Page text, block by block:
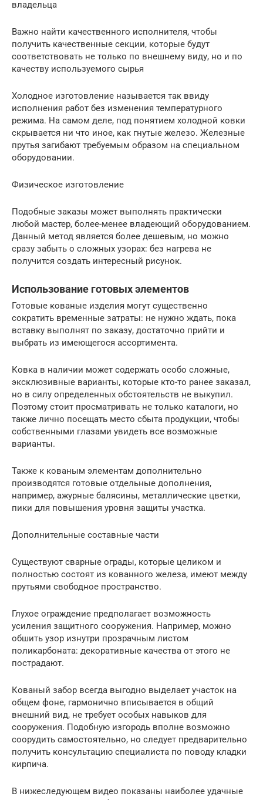
владельца
Важно найти качественного исполнителя, чтобы
получить качественные секции, которые будут
соответствовать не только по внешнему виду, но и по
качеству используемого сырья
Холодное изготовление называется так ввиду
исполнения работ без изменения температурного
режима. На самом деле, под понятием холодной ковки
скрывается ни что иное, как гнутые железо. Железные
прутья загибают требуемым образом на специальном
оборудовании.
Физическое изготовление
Подобные заказы может выполнять практически
любой мастер, более-менее владеющий оборудованием.
Данный метод является более дешевым, но можно
сразу забыть о сложных узорах: без нагрева не
получится создать интересный рисунок.
Использование готовых элементов
Готовые кованые изделия могут существенно
сократить временные затраты: не нужно ждать, пока
вставку выполнят по заказу, достаточно прийти и
выбрать из имеющегося ассортимента.
Ковка в наличии может содержать особо сложные,
эксклюзивные варианты, которые кто-то ранее заказал,
но в силу определенных обстоятельств не выкупил.
Поэтому стоит просматривать не только каталоги, но
также лично посещать место сбыта продукции, чтобы
собственными глазами увидеть все возможные
варианты.
Также к кованым элементам дополнительно
производятся готовые отдельные дополнения,
например, ажурные балясины, металлические цветки,
пики для повышения уровня защиты участка.
Дополнительные составные части
Существуют сварные ограды, которые целиком и
полностью состоят из кованного железа, имеют между
прутьями свободное пространство.
Глухое ограждение предполагает возможность
усиления защитного сооружения. Например, можно
обшить узор изнутри прозрачным листом
поликарбоната: декоративные качества от этого не
пострадают.
Кованый забор всегда выгодно выделает участок на
общем фоне, гармонично вписывается в общий
внешний вид, не требует особых навыков для
сооружения. Подобную изгородь вполне возможно
соорудить самостоятельно, но следует предварительно
получить консультацию специалиста по поводу кладки
кирпича.
В нижеследующем видео показаны наиболее удачные